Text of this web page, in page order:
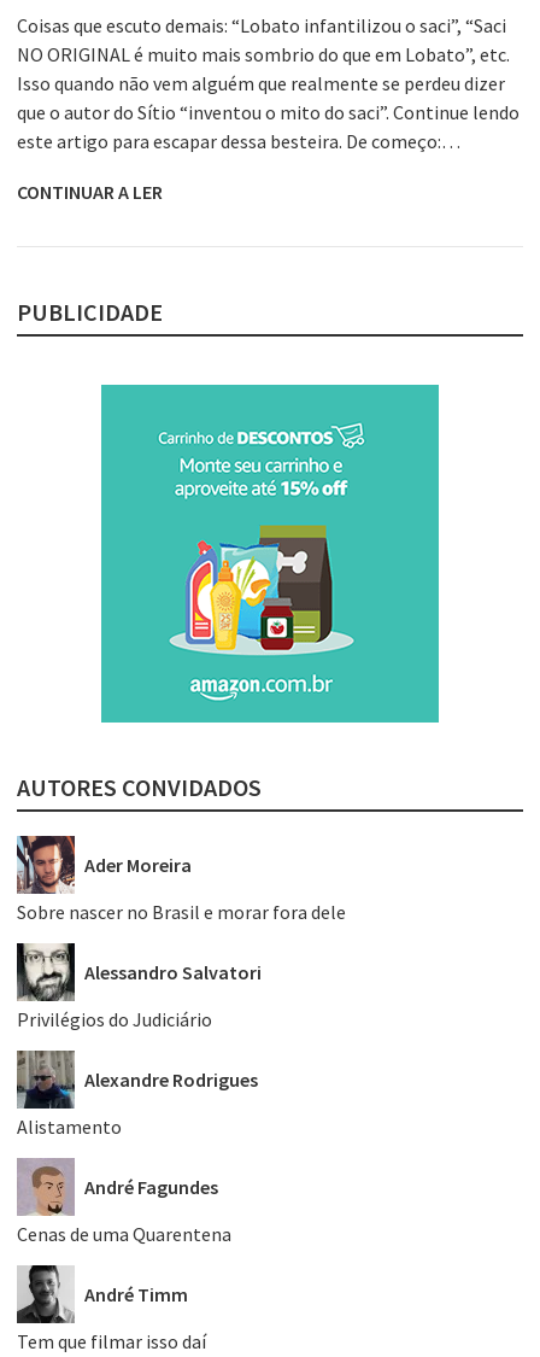
Coisas que escuto demais: “Lobato infantilizou o saci”, “Saci
NO ORIGINAL é muito mais sombrio do que em Lobato”, etc.
Isso quando não vem alguém que realmente se perdeu dizer
que o autor do Sítio “inventou o mito do saci”. Continue lendo
este artigo para escapar dessa besteira. De começo:…
CONTINUAR A LER
PUBLICIDADE
AUTORES CONVIDADOS
Ader Moreira
Sobre nascer no Brasil e morar fora dele
Alessandro Salvatori
Privilégios do Judiciário
Alexandre Rodrigues
Alistamento
André Fagundes
Cenas de uma Quarentena
André Timm
Tem que filmar isso daí